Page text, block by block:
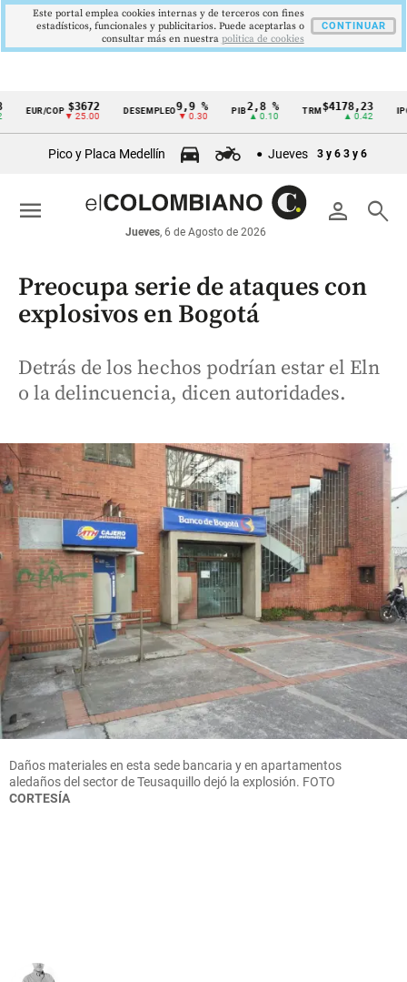
Cintillo
económicos
Colombia
COP $3672
▼ 25.00
DESEMPLEO9,9 %
▼ 0.30
PIB 2,8 %
▲ 0.10
TRM $4178,23
▲ 0.42
IPC
▼
Pico y Placa Medellín Jueves 3 y 6 3 y 6
person search
Jueves, 6 de Agosto de 2026
menu
Preocupa serie de ataques con
explosivos en Bogotá
Detrás de los hechos podrían estar el Eln
o la delincuencia, dicen autoridades.
Daños materiales en esta sede bancaria y en apartamentos
aledaños del sector de Teusaquillo dejó la explosión. FOTO
CORTESÍA
Este portal emplea cookies internas y de terceros con fines
estadísticos, funcionales y publicitarios. Puede aceptarlas o
consultar más en nuestra politica de cookies
CONTINUAR